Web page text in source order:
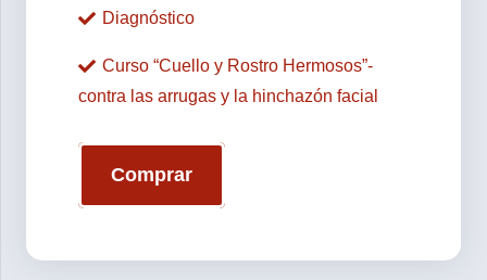
Diagnóstico
Curso “Cuello y Rostro Hermosos”-
contra las arrugas y la hinchazón facial
Comprar